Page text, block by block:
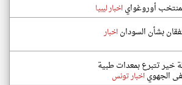
أوروغواياخبار ليبيا
بشأن السوداناخبار
خير تتبرع بمعدات طبية
الجهوياخبار تونس